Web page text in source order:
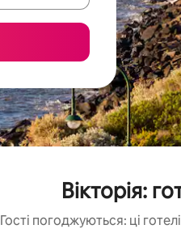
Вікторія:
Гості погоджуються: ці